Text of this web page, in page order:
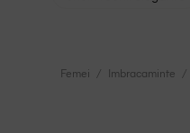
Femei Imbracaminte